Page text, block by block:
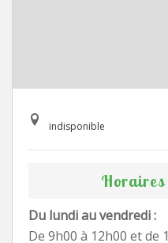
indisponible
Du lundi au vendredi :
De 9h00 à 12h00 et de